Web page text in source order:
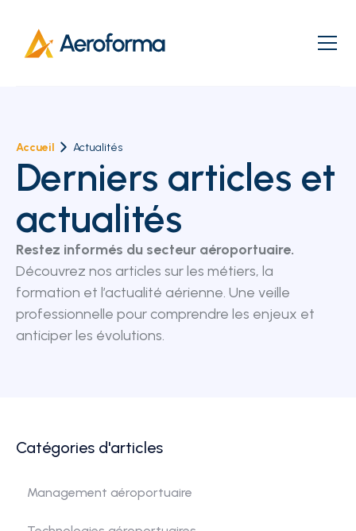
Accueil Actualités
Derniers articles et
actualités
Restez informés du secteur aéroportuaire.
Découvrez nos articles sur les métiers, la
formation et l’actualité aérienne. Une veille
professionnelle pour comprendre les enjeux et
anticiper les évolutions.
Catégories d'articles
Management aéroportuaire